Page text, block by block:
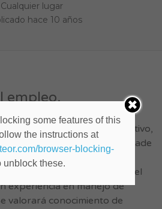
Cualquier lugar
hace 10 años
empleo.
con un costado creativo,
activaciones y trade
proyectos integrales. La
a personas enfocadas en el
experiencia en manejo de
valorará conocimiento de
some features of this
the instructions at
browser-blocking-
unblock these.